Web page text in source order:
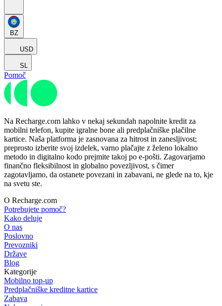
BZ
USD
SL
Pomoč
Na Recharge.com lahko v nekaj sekundah napolnite kredit za
mobilni telefon, kupite igralne bone ali predplačniške plačilne
kartice. Naša platforma je zasnovana za hitrost in zanesljivost;
preprosto izberite svoj izdelek, varno plačajte z želeno lokalno
metodo in digitalno kodo prejmite takoj po e-pošti. Zagovarjamo
finančno fleksibilnost in globalno povezljivost, s čimer
zagotavljamo, da ostanete povezani in zabavani, ne glede na to, kje
na svetu ste.
O Recharge.com
Potrebujete pomoč?
Kako deluje
O nas
Poslovno
Prevozniki
Države
Blog
Kategorije
Mobilno top-up
Predplačniške kreditne kartice
Zabava